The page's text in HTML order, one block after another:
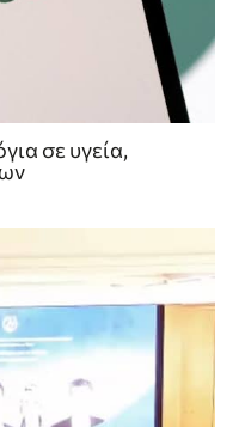
σε υγεία,